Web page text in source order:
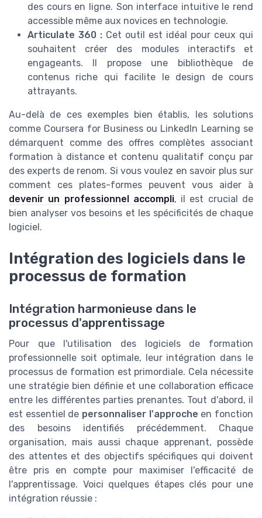
des cours en ligne. Son interface intuitive le rend
accessible même aux novices en technologie.
Articulate 360 : Cet outil est idéal pour ceux qui
souhaitent créer des modules interactifs et
engageants. Il propose une bibliothèque de
contenus riche qui facilite le design de cours
attrayants.
Au-delà de ces exemples bien établis, les solutions
comme Coursera for Business ou LinkedIn Learning se
démarquent comme des offres complètes associant
formation à distance et contenu qualitatif conçu par
des experts de renom. Si vous voulez en savoir plus sur
comment ces plates-formes peuvent vous aider à
devenir un professionnel accompli, il est crucial de
bien analyser vos besoins et les spécificités de chaque
logiciel.
Intégration des logiciels dans le
processus de formation
Intégration harmonieuse dans le
processus d'apprentissage
Pour que l'utilisation des logiciels de formation
professionnelle soit optimale, leur intégration dans le
processus de formation est primordiale. Cela nécessite
une stratégie bien définie et une collaboration efficace
entre les différentes parties prenantes. Tout d'abord, il
est essentiel de personnaliser l'approche en fonction
des besoins identifiés précédemment. Chaque
organisation, mais aussi chaque apprenant, possède
des attentes et des objectifs spécifiques qui doivent
être pris en compte pour maximiser l'efficacité de
l'apprentissage. Voici quelques étapes clés pour une
intégration réussie :